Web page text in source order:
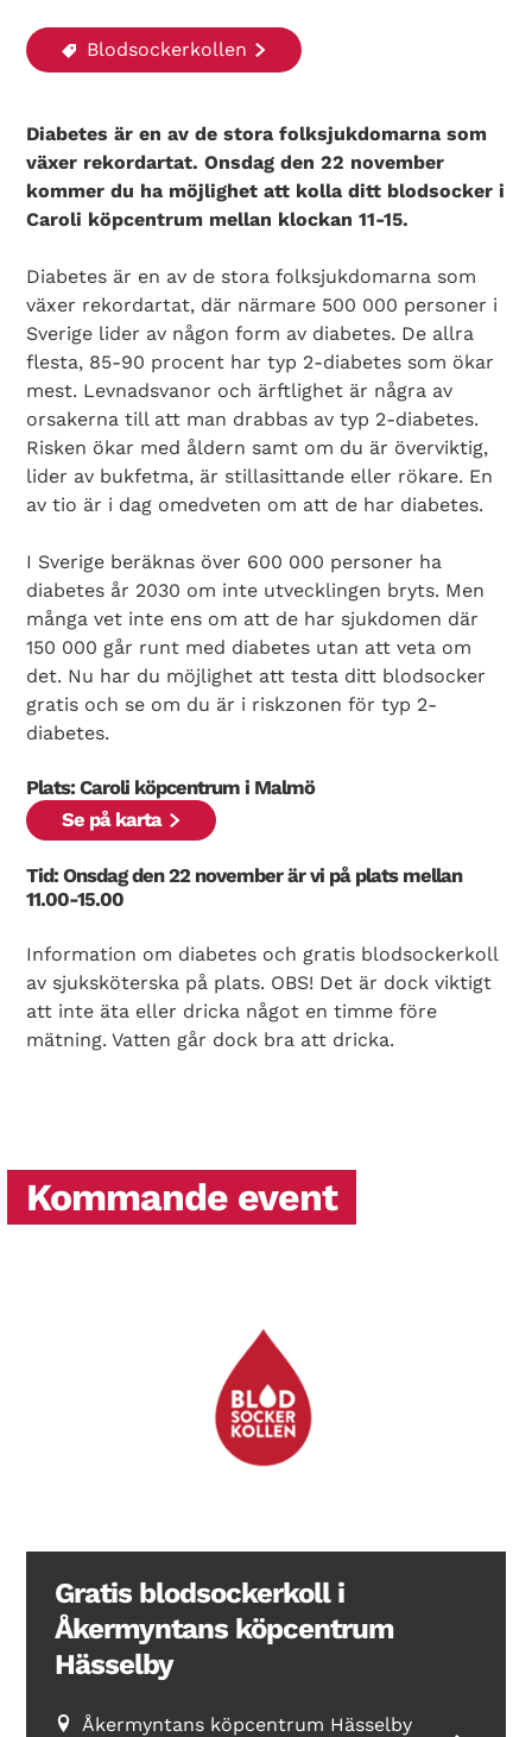
Search Diabetes Wellness Sverige
Blodsockerkollen
Diabetes är en av de stora folksjukdomarna som
växer rekordartat. Onsdag den 22 november
kommer du ha möjlighet att kolla ditt blodsocker i
Caroli köpcentrum mellan klockan 11-15.
Diabetes är en av de stora folksjukdomarna som
växer rekordartat, där närmare 500 000 personer i
Sverige lider av någon form av diabetes. De allra
flesta, 85-90 procent har typ 2-diabetes som ökar
mest. Levnadsvanor och ärftlighet är några av
orsakerna till att man drabbas av typ 2-diabetes.
Risken ökar med åldern samt om du är överviktig,
lider av bukfetma, är stillasittande eller rökare. En
av tio är i dag omedveten om att de har diabetes.
I Sverige beräknas över 600 000 personer ha
diabetes år 2030 om inte utvecklingen bryts. Men
många vet inte ens om att de har sjukdomen där
150 000 går runt med diabetes utan att veta om
det. Nu har du möjlighet att testa ditt blodsocker
gratis och se om du är i riskzonen för typ 2-
diabetes.
Plats: Caroli köpcentrum i Malmö
Se på karta
Tid: Onsdag den 22 november är vi på plats mellan
11.00-15.00
Information om diabetes och gratis blodsockerkoll
av sjuksköterska på plats. OBS! Det är dock viktigt
att inte äta eller dricka något en timme före
mätning. Vatten går dock bra att dricka.
Kommande event
Gratis blodsockerkoll i
Åkermyntans köpcentrum
Hässelby
Åkermyntans köpcentrum Hässelby